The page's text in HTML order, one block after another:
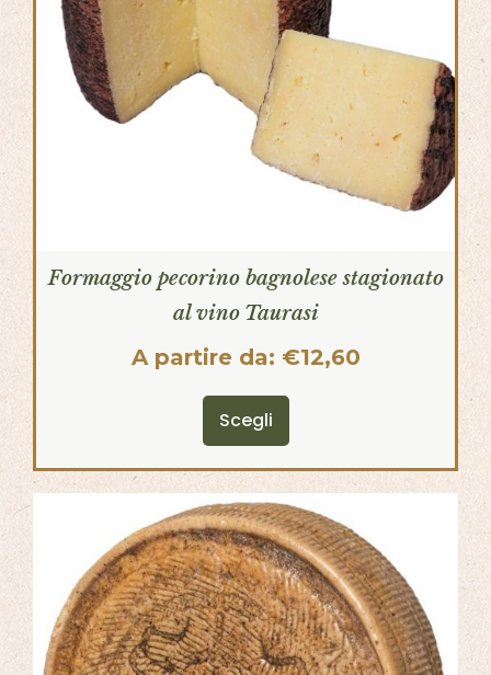
Formaggio pecorino bagnolese stagionato
al vino Taurasi
A partire da: €12,60
Scegli